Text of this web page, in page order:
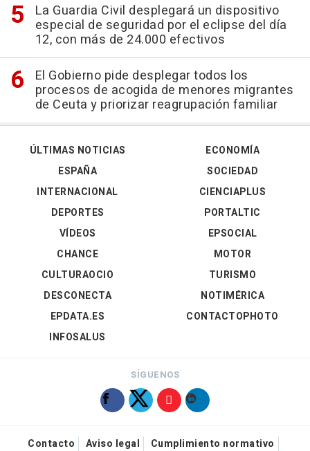
La Guardia Civil desplegará un dispositivo
especial de seguridad por el eclipse del día
12, con más de 24.000 efectivos
El Gobierno pide desplegar todos los
procesos de acogida de menores migrantes
de Ceuta y priorizar reagrupación familiar
ÚLTIMAS NOTICIAS
ESPAÑA
INTERNACIONAL
DEPORTES
VÍDEOS
ECONOMÍA
SOCIEDAD
CIENCIAPLUS
PORTALTIC
EPSOCIAL
CHANCE
CULTURAOCIO
DESCONECTA
EPDATA.ES
INFOSALUS
MOTOR
TURISMO
NOTIMÉRICA
CONTACTOPHOTO
SÍGUENOS
Contacto Aviso legal Cumplimiento normativo